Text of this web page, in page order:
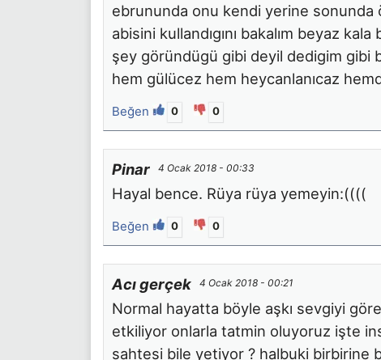
ebrununda onu kendi yerine
abisini kullandıgını bakalım beyaz
şey göründügü gibi deyil dedigim gibi
hem gülücez hem heycanlanıcaz
Beğen 0 0
Pinar 4 Ocak 2018 - 00:33
Hayal bence. Rüya rüya yemeyin:((((
Beğen 0 0
Acı gerçek 4 Ocak 2018 - 00:21
Normal hayatta böyle aşkı sevgiyi
etkiliyor onlarla tatmin oluyoruz işte
sahtesi bile yetiyor ? halbuki birbirine